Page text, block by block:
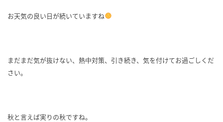
お天気の良い日が続いていますね
まだまだ気が抜けない、熱中対策、引き続き、気を付けてお過ごしくだ
さい。
秋と言えば実りの秋ですね。